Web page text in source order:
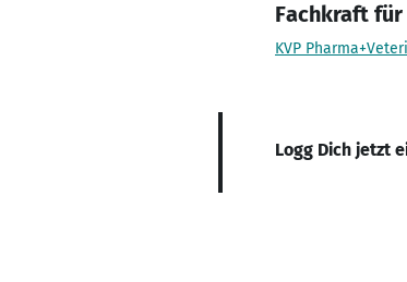
Fachkraft
KVP
Logg Dich jetzt